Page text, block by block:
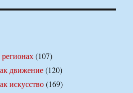
(107)
движение(120)
искусство(169)